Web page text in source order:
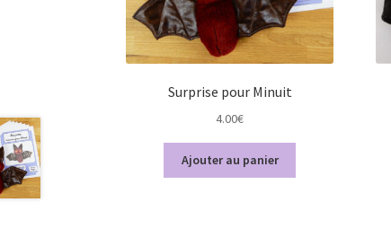
Surprise pour Minuit
4.00€
Ajouter au panier